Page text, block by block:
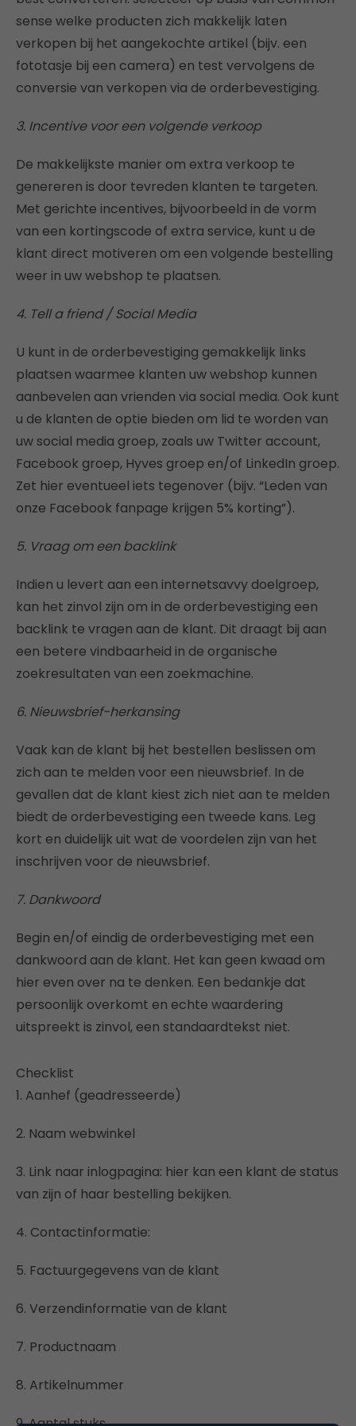
sense welke producten zich makkelijk laten
verkopen bij het aangekochte artikel (bijv. een
fototasje bij een camera) en test vervolgens de
conversie van verkopen via de orderbevestiging.
3. Incentive voor een volgende verkoop
De makkelijkste manier om extra verkoop te
genereren is door tevreden klanten te targeten.
Met gerichte incentives, bijvoorbeeld in de vorm
van een kortingscode of extra service, kunt u de
klant direct motiveren om een volgende bestelling
weer in uw webshop te plaatsen.
4. Tell a friend / Social Media
U kunt in de orderbevestiging gemakkelijk links
plaatsen waarmee klanten uw webshop kunnen
aanbevelen aan vrienden via social media. Ook kunt
u de klanten de optie bieden om lid te worden van
uw social media groep, zoals uw Twitter account,
Facebook groep, Hyves groep en/of LinkedIn groep.
Zet hier eventueel iets tegenover (bijv. “Leden van
onze Facebook fanpage krijgen 5% korting”).
5. Vraag om een backlink
Indien u levert aan een internetsavvy doelgroep,
kan het zinvol zijn om in de orderbevestiging een
backlink te vragen aan de klant. Dit draagt bij aan
een betere vindbaarheid in de organische
zoekresultaten van een zoekmachine.
6. Nieuwsbrief-herkansing
Vaak kan de klant bij het bestellen beslissen om
zich aan te melden voor een nieuwsbrief. In de
gevallen dat de klant kiest zich niet aan te melden
biedt de orderbevestiging een tweede kans. Leg
kort en duidelijk uit wat de voordelen zijn van het
inschrijven voor de nieuwsbrief.
7. Dankwoord
Begin en/of eindig de orderbevestiging met een
dankwoord aan de klant. Het kan geen kwaad om
hier even over na te denken. Een bedankje dat
persoonlijk overkomt en echte waardering
uitspreekt is zinvol, een standaardtekst niet.
Checklist
1. Aanhef (geadresseerde)
2. Naam webwinkel
3. Link naar inlogpagina: hier kan een klant de status
van zijn of haar bestelling bekijken.
4. Contactinformatie:
5. Factuurgegevens van de klant
6. Verzendinformatie van de klant
7. Productnaam
8. Artikelnummer